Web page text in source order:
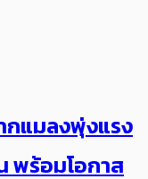
แมลงพุ่งแรง
พร้อมโอกาส